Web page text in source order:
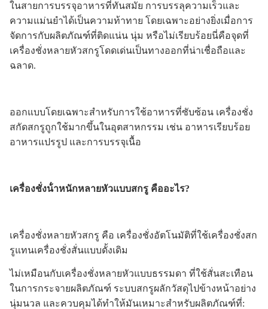
ในสายการบรรจุอาหารที่ทันสมัย การบรรลุความเร็วและ
ความแม่นยําได้เป็นความท้าทาย โดยเฉพาะอย่างยิ่งเมื่อการ
จัดการกับผลิตภัณฑ์ที่ติดแน่น นุ่ม หรือไม่เรียบร้อยนี่คือจุดที่
เครื่องชั่งหลายหัวสกรูโดดเด่นเป็นทางออกที่น่าเชื่อถือและ
ฉลาด.
ออกแบบโดยเฉพาะสําหรับการใช้อาหารที่ซับซ้อน เครื่องชั่ง
สกัดสกรูถูกใช้มากขึ้นในอุตสาหกรรม เช่น อาหารเรียบร้อย
อาหารแปรรูป และการบรรจุเนื้อ
เครื่องชั่งน้ําหนักหลายหัวแบบสกรู คืออะไร?
เครื่องชั่งหลายหัวสกรู คือ เครื่องชั่งอัตโนมัติที่ใช้เครื่องชั่งสก
รูแทนเครื่องชั่งสั่นแบบดั้งเดิม
ไม่เหมือนกับเครื่องชั่งหลายหัวแบบธรรมดา ที่ใช้สั่นสะเทือน
ในการกระจายผลิตภัณฑ์ ระบบสกรูผลักวัสดุไปข้างหน้าอย่าง
นุ่มนวล และควบคุมได้ทําให้มันเหมาะสําหรับผลิตภัณฑ์ที่: